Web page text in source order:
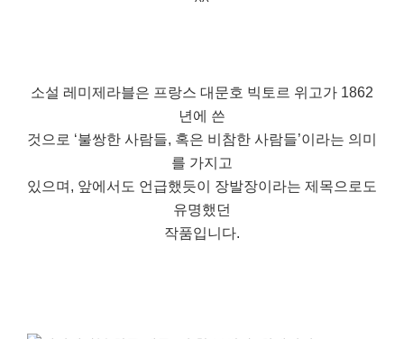
소설 레미제라블은 프랑스 대문호 빅토르 위고가 1862
년에 쓴
것으로 ‘불쌍한 사람들, 혹은 비참한 사람들’이라는 의미
를 가지고
있으며, 앞에서도 언급했듯이 장발장이라는 제목으로도
유명했던
작품입니다.